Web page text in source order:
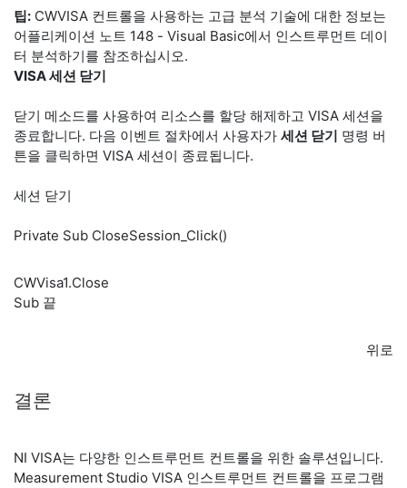
팁: CWVISA 컨트롤을 사용하는 고급 분석 기술에 대한 정보는
어플리케이션 노트 148 - Visual Basic에서 인스트루먼트 데이
터 분석하기를 참조하십시오.
VISA 세션 닫기
닫기 메소드를 사용하여 리소스를 할당 해제하고 VISA 세션을
종료합니다. 다음 이벤트 절차에서 사용자가 세션 닫기 명령 버
튼을 클릭하면 VISA 세션이 종료됩니다.
세션 닫기
Private Sub CloseSession_Click()
CWVisa1.Close
Sub 끝
위로
결론
NI VISA는 다양한 인스트루먼트 컨트롤을 위한 솔루션입니다.
Measurement Studio VISA 인스트루먼트 컨트롤을 프로그램